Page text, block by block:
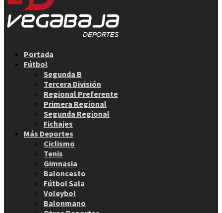
Portada
Fútbol
Segunda B
Tercera División
Regional Preferente
Primera Regional
Segunda Regional
Fichajes
Más Deportes
Ciclismo
Tenis
Gimnasia
Baloncesto
Fútbol Sala
Voleybol
Balonmano